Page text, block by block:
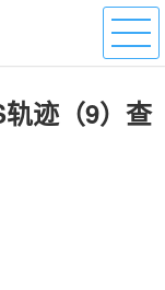
迹（9）查